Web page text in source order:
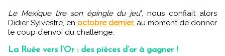
Le Mexique tire son épingle du jeu", nous confiait alors
Didier Sylvestre, en octobre dernier, au moment de donner
le coup d’envoi du challenge.
La Ruée vers l’Or : des pièces d’or à gagner !